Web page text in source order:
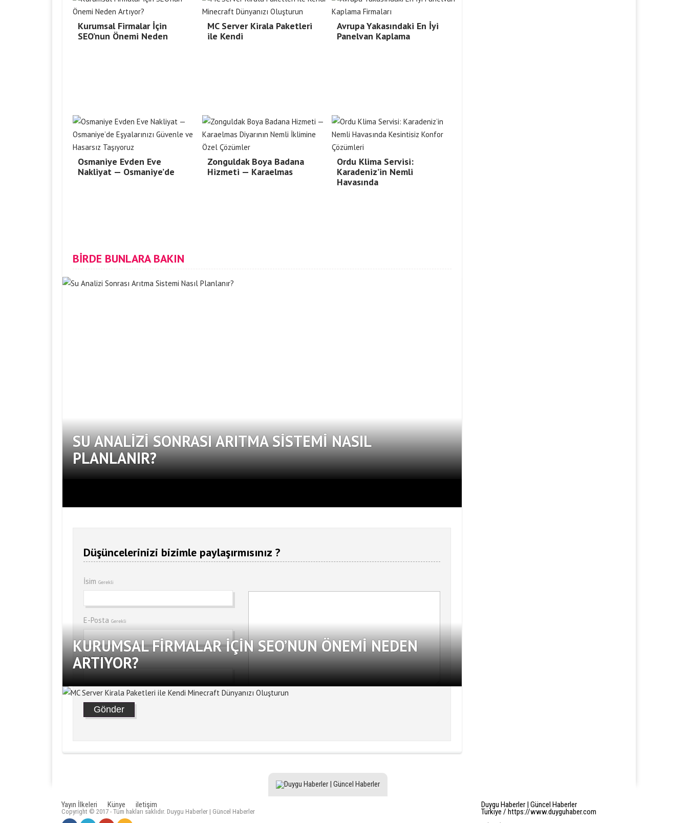
Kurumsal Firmalar İçin
SEO’nun Önemi Neden
MC Server Kirala Paketleri
ile Kendi
Avrupa Yakasındaki En İyi
Panelvan Kaplama
Osmaniye Evden Eve
Nakliyat — Osmaniye’de
Zonguldak Boya Badana
Hizmeti — Karaelmas
Ordu Klima Servisi:
Karadeniz’in Nemli
Havasında
BİRDE BUNLARA BAKIN
SU ANALIZI SONRASI ARITMA SISTEMI NASIL
PLANLANIR?
KURUMSAL FIRMALAR İÇIN SEO’NUN ÖNEMI NEDEN
ARTIYOR?
Düşüncelerinizi bizimle paylaşırmısınız ?
İsim Gerekli
E-Posta Gerekli
Web Site
Yayın İlkeleri Künye iletişim
Copyright © 2017 - Tüm hakları saklıdır. Duygu Haberler | Güncel Haberler
Duygu Haberler | Güncel Haberler
Türkiye / https://www.duyguhaber.com